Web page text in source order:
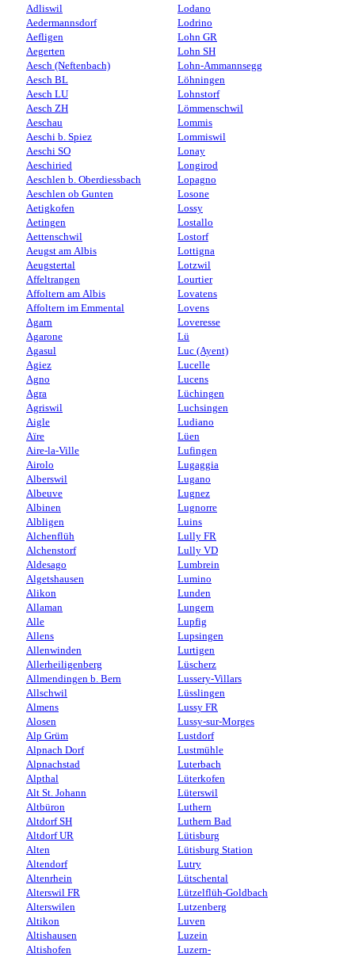
Adliswil
Aedermannsdorf
Aefligen
Aegerten
Aesch (Neftenbach)
Aesch BL
Aesch LU
Aesch ZH
Aeschau
Aeschi b. Spiez
Aeschi SO
Aeschiried
Aeschlen b. Oberdiessbach
Aeschlen ob Gunten
Aetigkofen
Aetingen
Aettenschwil
Aeugst am Albis
Aeugstertal
Affeltrangen
Affoltern am Albis
Affoltern im Emmental
Agarn
Agarone
Agasul
Agiez
Agno
Agra
Agriswil
Aigle
Aïre
Aire-la-Ville
Airolo
Alberswil
Albeuve
Albinen
Albligen
Alchenflüh
Alchenstorf
Aldesago
Algetshausen
Alikon
Allaman
Alle
Allens
Allenwinden
Allerheiligenberg
Allmendingen b. Bern
Allschwil
Almens
Alosen
Alp Grüm
Alpnach Dorf
Alpnachstad
Alpthal
Alt St. Johann
Altbüron
Altdorf SH
Altdorf UR
Alten
Altendorf
Altenrhein
Alterswil FR
Alterswilen
Altikon
Altishausen
Altishofen
Lodano
Lodrino
Lohn GR
Lohn SH
Lohn-Ammannsegg
Löhningen
Lohnstorf
Lömmenschwil
Lommis
Lommiswil
Lonay
Longirod
Lopagno
Losone
Lossy
Lostallo
Lostorf
Lottigna
Lotzwil
Lourtier
Lovatens
Lovens
Loveresse
Lü
Luc (Ayent)
Lucelle
Lucens
Lüchingen
Luchsingen
Ludiano
Lüen
Lufingen
Lugaggia
Lugano
Lugnez
Lugnorre
Luins
Lully FR
Lully VD
Lumbrein
Lumino
Lunden
Lungern
Lupfig
Lupsingen
Lurtigen
Lüscherz
Lussery-Villars
Lüsslingen
Lussy FR
Lussy-sur-Morges
Lustdorf
Lustmühle
Luterbach
Lüterkofen
Lüterswil
Luthern
Luthern Bad
Lütisburg
Lütisburg Station
Lutry
Lütschental
Lützelflüh-Goldbach
Lutzenberg
Luven
Luzein
Luzern-